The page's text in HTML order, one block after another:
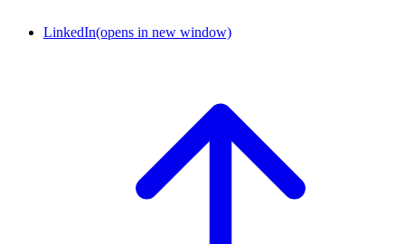
LinkedIn(opens in new window)